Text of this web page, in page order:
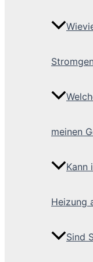
meinen
Kann
Heizung
Sind